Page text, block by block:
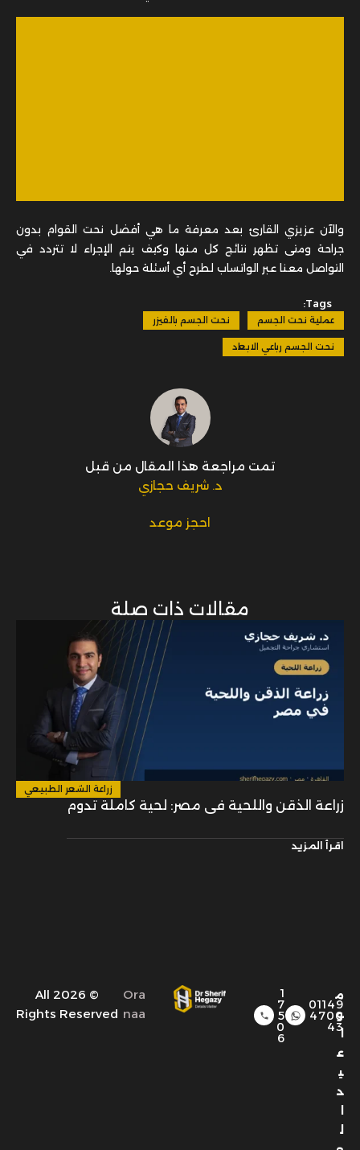
والآن عزيزي القارئ بعد معرفة ما هي أفضل نحت القوام بدون
جراحة ومتى تظهر نتائج كل منها وكيف يتم الإجراء لا تتردد في
التواصل معنا عبر الواتساب لطرح أي أسئلة حولها.
Tags:
عملية نحت الجسم نحت الجسم بالفيزر
نحت الجسم رباعي الابعاد
تمت مراجعة هذا المقال من قبل
د. شريف حجازي
احجز موعد
مقالات ذات صلة
زراعة الشعر الطبيعي
زراعة الذقن واللحية في مصر: لحية كاملة تدوم
اقرأ المزيد
م
و
ا
ع
ي
د
ل
01149
4700
43
1
7
5
0
6
Ora
naa
© 2026 All
Rights Reserved